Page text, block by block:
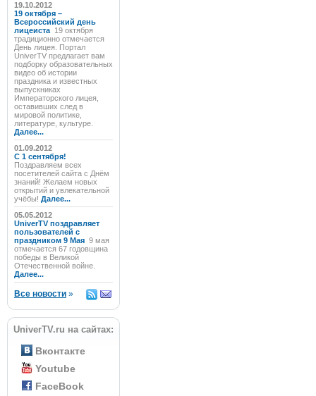
19.10.2012
19 октября –
Всероссийский день
лицеиста 19 октября
традиционно отмечается
День лицея. Портал
UniverTV предлагает вам
подборку образовательных
видео об истории
праздника и известных
выпускниках
Императорского лицея,
оставивших след в
мировой политике,
литературе, культуре.
Далее...
01.09.2012
C 1 сентября!
Поздравляем всех
посетителей сайта с Днём
знаний! Желаем новых
открытий и увлекательной
учёбы! Далее...
05.05.2012
UniverTV поздравляет
пользователей с
праздником 9 Мая 9 мая
отмечается 67 годовщина
победы в Великой
Отечественной войне.
Далее...
Все новости »
UniverTV.ru на сайтах:
Вконтакте
Youtube
FaceBook